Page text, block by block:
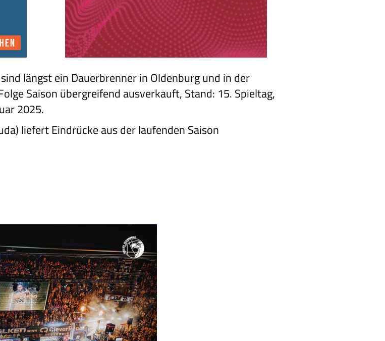
längst ein Dauerbrenner in Oldenburg und in der
Saison übergreifend ausverkauft, Stand: 15. Spieltag,
2025.
liefert Eindrücke aus der laufenden Saison